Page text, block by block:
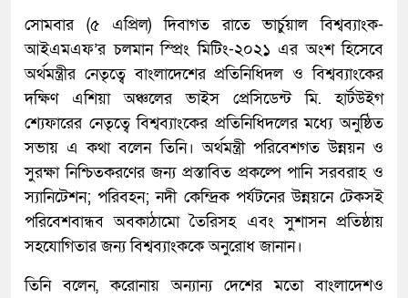
সোমবার (৫ এপ্রিল) দিবাগত রাতে ভার্চুয়াল বিশ্বব্যাংক-
আইএমএফ’র চলমান স্প্রিং মিটিং-২০২১ এর অংশ হিসেবে
অর্থমন্ত্রীর নেতৃত্বে বাংলাদেশের প্রতিনিধিদল ও বিশ্বব্যাংকের
দক্ষিণ এশিয়া অঞ্চলের ভাইস প্রেসিডেন্ট মি. হার্টউইগ
শ্যেফারের নেতৃত্বে বিশ্বব্যাংকের প্রতিনিধিদলের মধ্যে অনুষ্ঠিত
সভায় এ কথা বলেন তিনি। অর্থমন্ত্রী পরিবেশগত উন্নয়ন ও
সুরক্ষা নিশ্চিতকরণের জন্য প্রস্তাবিত প্রকল্পে পানি সরবরাহ ও
স্যানিটেশন; পরিবহন; নদী কেন্দ্রিক পর্যটনের উন্নয়নে টেকসই
পরিবেশবান্ধব অবকাঠামো তৈরিসহ এবং সুশাসন প্রতিষ্ঠায়
সহযোগিতার জন্য বিশ্বব্যাংককে অনুরোধ জানান।
তিনি বলেন, করোনায় অন্যান্য দেশের মতো বাংলাদেশও